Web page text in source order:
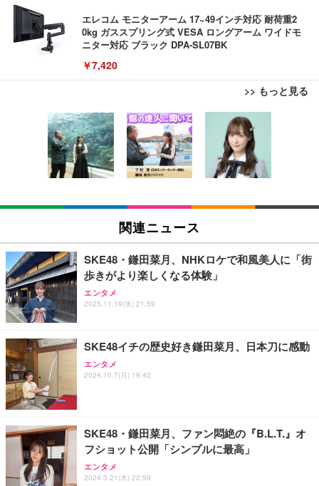
エレコム モニターアーム 17~49インチ対応 耐荷重2
0kg ガススプリング式 VESA ロングアーム ワイドモ
ニター対応 ブラック DPA-SL07BK
￥7,420
>> もっと見る
エレコム 有線キーボード メンブレン ブラック TK-F
FCM01BK
￥980
エレコム ワイヤレスキーボード メンブレン 薄型 フ
ルキーボード テンキー ブラック TK-FDM110TXBK
￥1,700
【国内正規品】Keychron B1 Pro ウルトラスリム ワ
イヤレスキーボード、ZMKカスタマイズ、シザース
イッチ、2.4 GHz/Bluetooth 5.2/有線接続、ロングバ
エレコム ワイヤレスキーボード マウスセット メン
ブレン 薄型 フルキーボード ブラック TK-FDM110M
エレコム ワイヤレスキーボード 静音 テンキー付 薄
型コンパクトサイズ Windows ChromeOS macOS
対応 ブラック TK-QT30DMBK
エレコム ワイヤレスマウス Bluetooth Slint M-TM1
0BBWH/EC 薄型 静音 4ボタン プレゼンモード機能
付 Windows Mac Android iOS iPadOS FireOS対応
ホワイト
￥1,390
エレコム ワイヤレスマウス Bluetooth EX-G 握りの
ガンメタリック M-XGM15BBSGM/EC
￥1,890
HP 有線 マウス HP 100G
エレコム ワイヤレスマウス 静音 Slint Bluetooth 無
線2.4GHz 3台マルチペアリング 薄型 軽量 充電式 M
マウス 無線 静音 ワイヤレスマウス Bluetooth 5.4 2.
4GHz Type-C 充電式 無線マウス 薄型 3段階DPI切替
EIZO ビジネス向けプレミアムモニター | FlexScan
EV3240X-WT | 31.5型4K UHD・USB Type-C・ホワ
イト
￥105,595
EIZO ビジネス向けプレミアムモニター | FlexScan
￥109,572
【純正品】27"ゲーミングモニター DualSense 充電
フック付き（CFI-ZDM1J）
【整備済み品】Dell E2724HS 27インチ 液晶モニタ
ー フルHD（1920×1080）VA 非光沢 HDMI/DisplayP
【MiniLED/24.5inch/280Hz/FHD】GRAPHT THE S
HOOTER Gaming Monitor 24” Essential ゲーミン
グモニター QD 24.5インチ 1ms FHD 量子ドット 残
関連ニュース
SKE48・鎌田菜月、NHKロケで和風美人に「街
歩きがより楽しくなる体験」
エンタメ
2025.11.19(水) 21:59
SKE48イチの歴史好き鎌田菜月、日本刀に感動
エンタメ
2024.10.7(月) 19:42
SKE48・鎌田菜月、ファン悶絶の『B.L.T.』オ
フショット公開「シンプルに最高」
エンタメ
2024.3.21(木) 22:59